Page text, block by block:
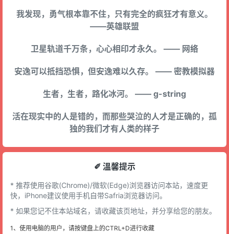
我发现，勇气根本靠不住，只有完全的疯狂才有意义。
——英雄联盟
卫星轨道千万条，心心相印才永久。 —— 网络
安逸可以抵挡恐惧，但安逸难以久存。 —— 密教模拟器
生者，生者，路化冰河。 —— g-string
活在现实中的人是错的，而那些哭泣的人才是正确的，孤
独的我们才有人类的样子
✐ 溫馨提示
* 推荐使用谷歌(Chrome)/微软(Edge)浏览器访问本站，速度更
快，iPhone建议使用手机自带Safria浏览器访问。
* 如果您记不住本站域名，请收藏该页地址，并分享给您的朋友。
1、使用电脑的用户，请按键盘上的CTRL+D进行收藏